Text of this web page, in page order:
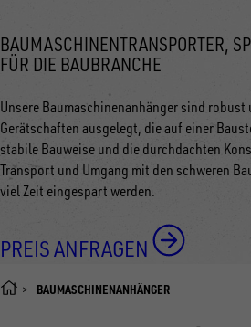
BAUMASCHINENTRANSPORTER,
FÜR DIE BAUBRANCHE
Unsere Baumaschinenanhänger sind
Gerätschaften ausgelegt, die auf einer
stabile Bauweise und die durchdachten
Transport und Umgang mit den schweren
viel Zeit eingespart werden.
PREIS ANFRAGEN
BAUMASCHINENANHÄNGER